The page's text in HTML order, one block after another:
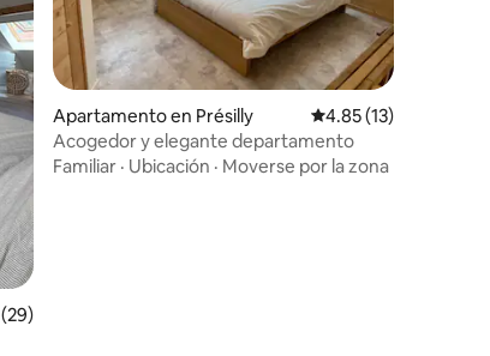
promedio: 4.9 de 5, 29 reseñas
Apartamento en Présilly Calificación
4.85 (13)
Acogedor y elegante departamento
Familiar · Ubicación · Moverse por la zona